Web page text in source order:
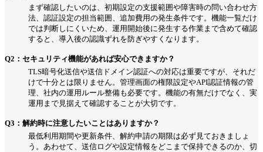
まず確認したいのは、初期設定の支援範囲や障害時の問い合わせ方
法、認証設定の担当範囲、追加費用の発生条件です。機能一覧だけ
では判断しにくいため、運用開始後に発生する作業まで含めて確認
すると、導入後の認識ずれを防ぎやすくなります。
Q2：セキュリティ機能があれば安心できますか？
TLS暗号化送信や送信ドメイン認証への対応は重要ですが、それだ
けで十分とは限りません。管理画面の権限設定やAPI認証情報の管
理、社内の運用ルール整備も必要です。機能の有無だけでなく、実
運用まで見据えて確認することが大切です。
Q3：解約時に注意したいことはありますか？
最低利用期間や更新条件、解約申請の期限は必ず見ておきましょ
う。あわせて、送信ログや設定情報をどこまで保持できるのか、切